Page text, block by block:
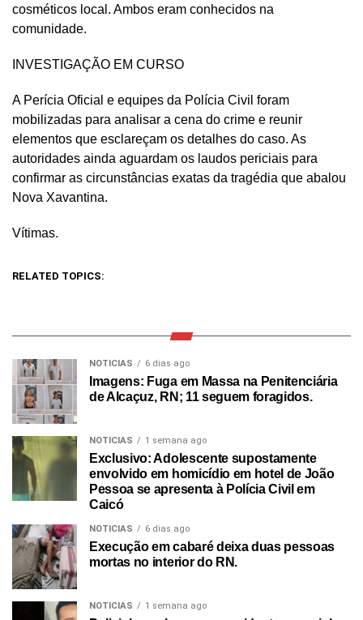
cosméticos local. Ambos eram conhecidos na
comunidade.
INVESTIGAÇÃO EM CURSO
A Perícia Oficial e equipes da Polícia Civil foram
mobilizadas para analisar a cena do crime e reunir
elementos que esclareçam os detalhes do caso. As
autoridades ainda aguardam os laudos periciais para
confirmar as circunstâncias exatas da tragédia que abalou
Nova Xavantina.
Vítimas.
RELATED TOPICS:
NOTICIAS 6 dias ago
Imagens: Fuga em Massa na Penitenciária
de Alcaçuz, RN; 11 seguem foragidos.
NOTICIAS 1 semana ago
Exclusivo: Adolescente supostamente
envolvido em homicídio em hotel de João
Pessoa se apresenta à Polícia Civil em
Caicó
NOTICIAS 6 dias ago
Execução em cabaré deixa duas pessoas
mortas no interior do RN.
NOTICIAS 1 semana ago